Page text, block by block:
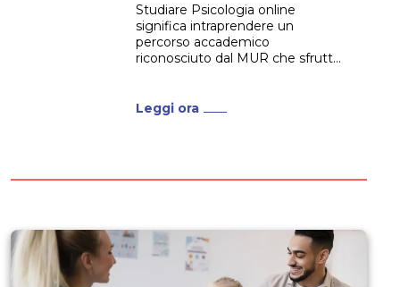
Studiare Psicologia online
significa intraprendere un
percorso accademico
riconosciuto dal MUR che sfrutta
psicologiche rappresentano una
Leggi ora